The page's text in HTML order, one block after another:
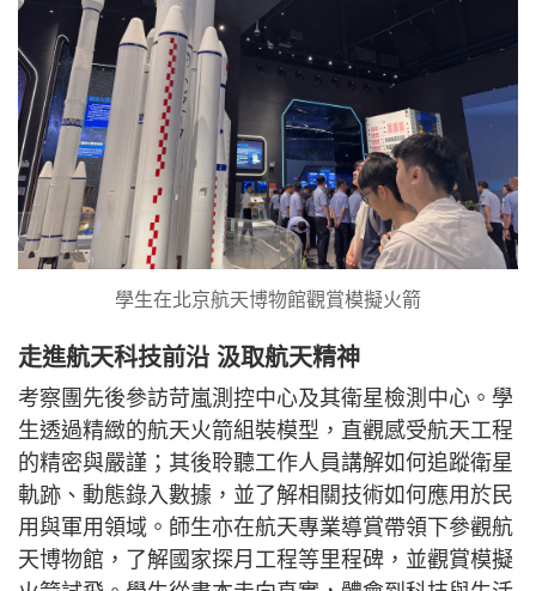
學生在北京航天博物館觀賞模擬火箭
走進航天科技前沿 汲取航天精神
考察團先後參訪苛嵐測控中心及其衛星檢測中心。學
生透過精緻的航天火箭組裝模型，直觀感受航天工程
的精密與嚴謹；其後聆聽工作人員講解如何追蹤衛星
軌跡、動態錄入數據，並了解相關技術如何應用於民
用與軍用領域。師生亦在航天專業導賞帶領下參觀航
天博物館，了解國家探月工程等里程碑，並觀賞模擬